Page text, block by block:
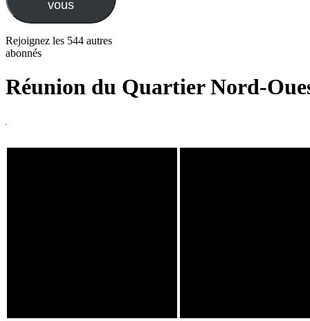
vous
Rejoignez les 544 autres
abonnés
Réunion du Quartier Nord-